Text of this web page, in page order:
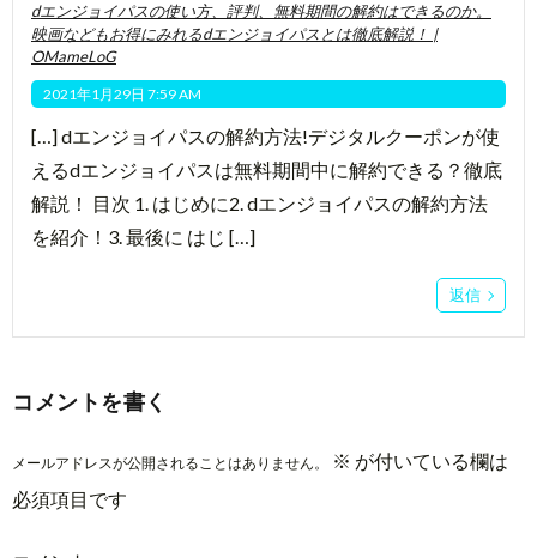
dエンジョイパスの使い方、評判、無料期間の解約はできるのか。
映画などもお得にみれるdエンジョイパスとは徹底解説！ |
OMameLoG
2021年1月29日 7:59 AM
[…] dエンジョイパスの解約方法!デジタルクーポンが使
えるdエンジョイパスは無料期間中に解約できる？徹底
解説！ 目次 1. はじめに2. dエンジョイパスの解約方法
を紹介！3. 最後に はじ […]
返信
コメントを書く
メールアドレスが公開されることはありません。 ※ が付いている欄は
必須項目です